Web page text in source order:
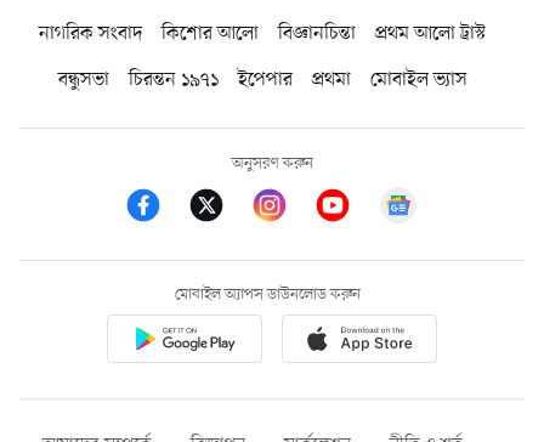
নাগরিক সংবাদ কিশোর আলো বিজ্ঞানচিন্তা
প্রথম আলো ট্রাস্ট
বন্ধুসভা
চিরন্তন ১৯৭১ ইপেপার প্রথমা মোবাইল ভ্যাস
অনুসরণ করুন
মোবাইল অ্যাপস ডাউনলোড করুন